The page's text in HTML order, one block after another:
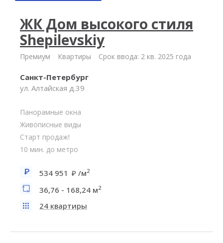
ЖК Дом высокого стиля
Shepilevskiy
Премиум Квартиры Срок ввода: 2 кв. 2025 года
Санкт-Петербург
ул. Алтайская д.39
Панорамные окна
Живописные виды
Старт продаж!
10 мин. до метро
534 951 /м2
36,76 - 168,24 м2
24 квартиры